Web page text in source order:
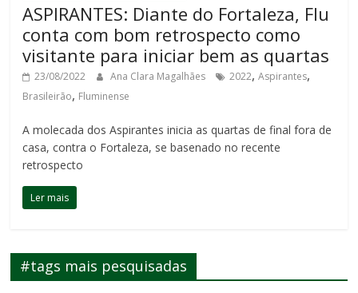
ASPIRANTES: Diante do Fortaleza, Flu
conta com bom retrospecto como
visitante para iniciar bem as quartas
23/08/2022 Ana Clara Magalhães 2022,Aspirantes,
Brasileirão, Fluminense
A molecada dos Aspirantes inicia as quartas de final fora de
casa, contra o Fortaleza, se basenado no recente
retrospecto
Ler mais
#tags mais pesquisadas